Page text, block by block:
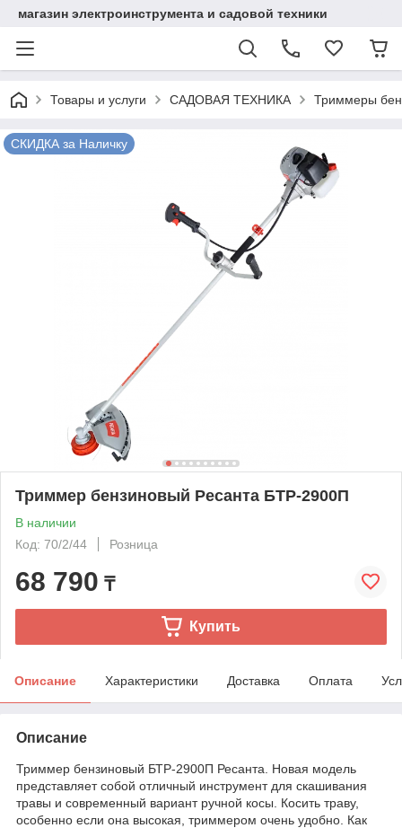
магазин электроинструмента и садовой техники
Товары и услуги САДОВАЯ ТЕХНИКА Триммеры
СКИДКА за Наличку
Триммер бензиновый Ресанта БТР-2900П
В наличии
Код: 70/2/44
Розница
68 790 ₸
Купить
Описание Характеристики Доставка Оплата
Описание
Триммер бензиновый БТР-2900П Ресанта. Новая модель
представляет собой отличный инструмент для скашивания
травы и современный вариант ручной косы. Косить траву,
особенно если она высокая, триммером очень удобно. Как